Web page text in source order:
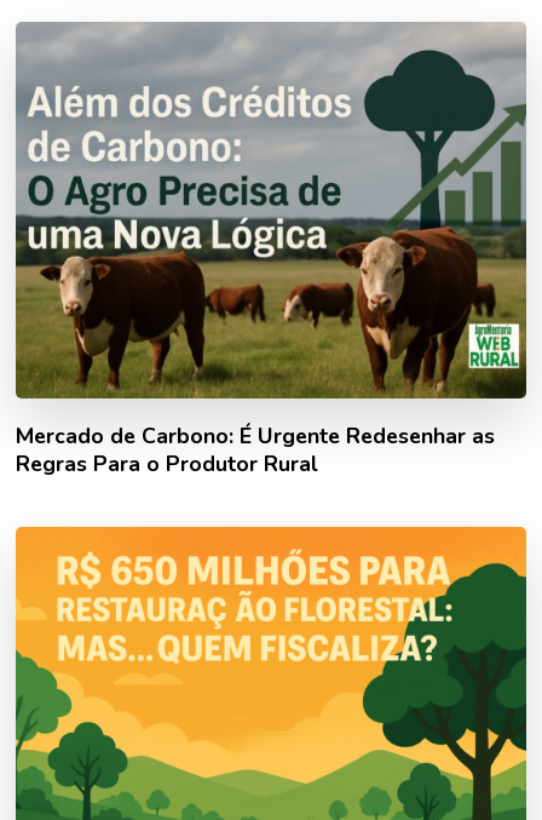
Mercado de Carbono: É Urgente Redesenhar as
Regras Para o Produtor Rural